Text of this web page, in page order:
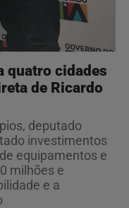
quatro cidades
de Ricardo
deputado
investimentos
equipamentos e
milhões e
e a